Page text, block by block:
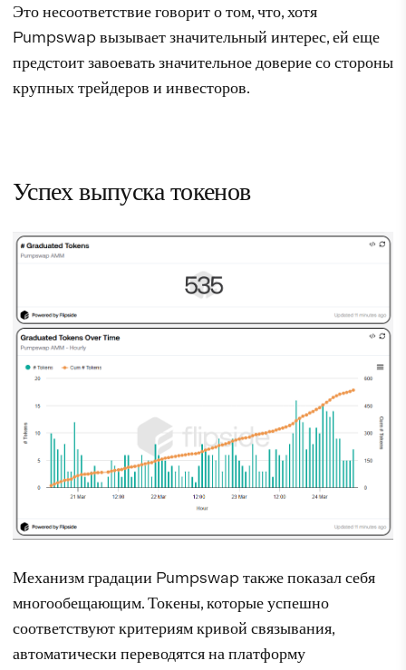
Это несоответствие говорит о том, что, хотя
Pumpswap вызывает значительный интерес, ей еще
предстоит завоевать значительное доверие со стороны
крупных трейдеров и инвесторов.
Успех выпуска токенов
Механизм градации Pumpswap также показал себя
многообещающим. Токены, которые успешно
соответствуют критериям кривой связывания,
автоматически переводятся на платформу